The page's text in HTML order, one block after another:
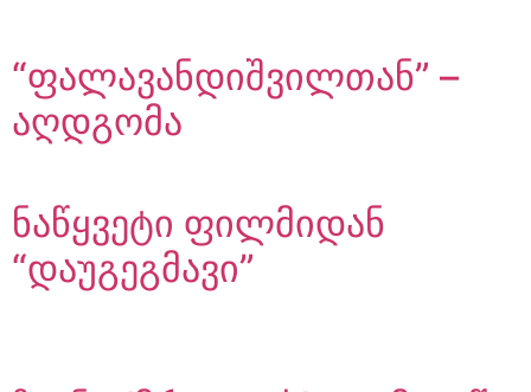
“ფალავანდიშვილთან” –
აღდგომა
ნაწყვეტი ფილმიდან
“დაუგეგმავი”